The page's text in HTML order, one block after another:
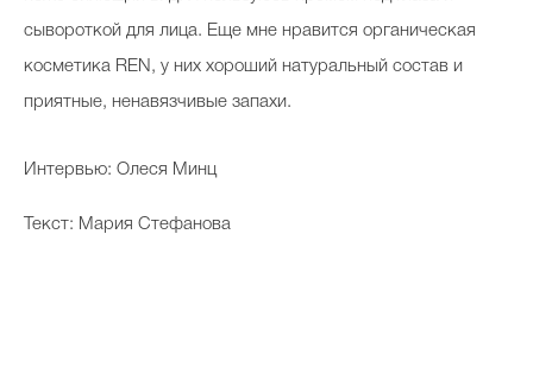
сывороткой для лица. Еще мне нравится органическая
косметика REN, у них хороший натуральный состав и
приятные, ненавязчивые запахи.
Интервью: Олеся Минц
Текст: Мария Стефанова